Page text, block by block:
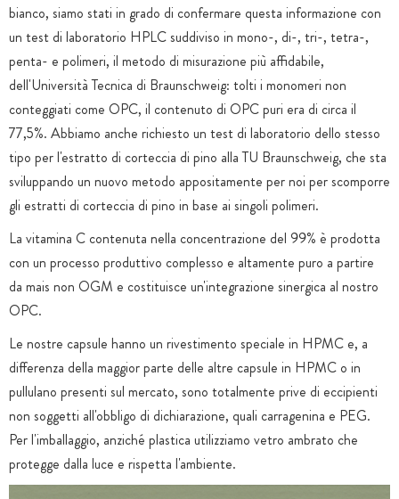
bianco, siamo stati in grado di confermare questa informazione con
un test di laboratorio HPLC suddiviso in mono-, di-, tri-, tetra-,
penta- e polimeri, il metodo di misurazione più affidabile,
dell'Università Tecnica di Braunschweig: tolti i monomeri non
conteggiati come OPC, il contenuto di OPC puri era di circa il
77,5%. Abbiamo anche richiesto un test di laboratorio dello stesso
tipo per l'estratto di corteccia di pino alla TU Braunschweig, che sta
sviluppando un nuovo metodo appositamente per noi per scomporre
gli estratti di corteccia di pino in base ai singoli polimeri.
La vitamina C contenuta nella concentrazione del 99% è prodotta
con un processo produttivo complesso e altamente puro a partire
da mais non OGM e costituisce un'integrazione sinergica al nostro
OPC.
Le nostre capsule hanno un rivestimento speciale in HPMC e, a
differenza della maggior parte delle altre capsule in HPMC o in
pullulano presenti sul mercato, sono totalmente prive di eccipienti
non soggetti all'obbligo di dichiarazione, quali carragenina e PEG.
Per l'imballaggio, anziché plastica utilizziamo vetro ambrato che
protegge dalla luce e rispetta l'ambiente.